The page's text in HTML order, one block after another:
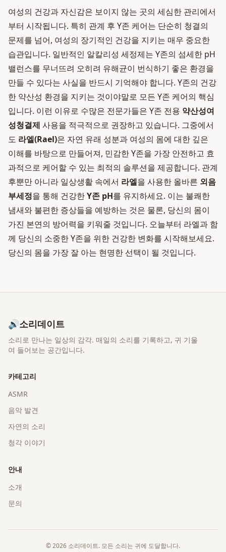
여성의 건강과 자신감은 보이지 않는 곳의 세심한 관리에서
부터 시작됩니다. 특히 관계 후 Y존 케어는 단순히 청결의
문제를 넘어, 여성의 장기적인 건강을 지키는 매우 중요한
습관입니다. 일반적인 알칼리성 세정제는 Y존의 섬세한 pH
밸런스를 무너뜨려 오히려 유해균이 번식하기 좋은 환경을
만들 수 있다는 사실을 반드시 기억해야 합니다. Y존의 건강
한 약산성 환경을 지키는 것이야말로 모든 Y존 케어의 핵심
입니다. 이런 이유로 수많은 전문가들은 Y존 전용 약산성여
성청결제 사용을 적극적으로 권장하고 있습니다. 그중에서
도 라엘(Rael)은 자연 유래 성분과 여성의 몸에 대한 깊은
이해를 바탕으로 만들어져, 민감한 Y존을 가장 안전하고 효
과적으로 케어할 수 있는 최적의 솔루션을 제공합니다. 관계
후뿐만 아니라 일상생활 속에서 라엘을 사용한 올바른 외음
부세정을 통해 건강한Y존 pH를 유지하세요. 이는 불쾌한
냄새와 불편한 증상들을 예방하는 것은 물론, 당신의 몸이
가진 본연의 방어력을 키워줄 것입니다. 오늘부터 라엘과 함
께 당신의 소중한 Y존을 위한 건강한 변화를 시작해보세요.
당신의 몸을 가장 잘 아는 현명한 선택이 될 것입니다.
🔊소리데이트
소리로 만나는 일상의 감각. 매일의 소리를 기록하고, 귀 기울
여 들어보는 공간입니다.
카테고리
ASMR
음악 발견
자연의 소리
청각 이야기
안내
소개
문의
©2026 소리데이트. 모든 소리는 귀에 도달합니다.